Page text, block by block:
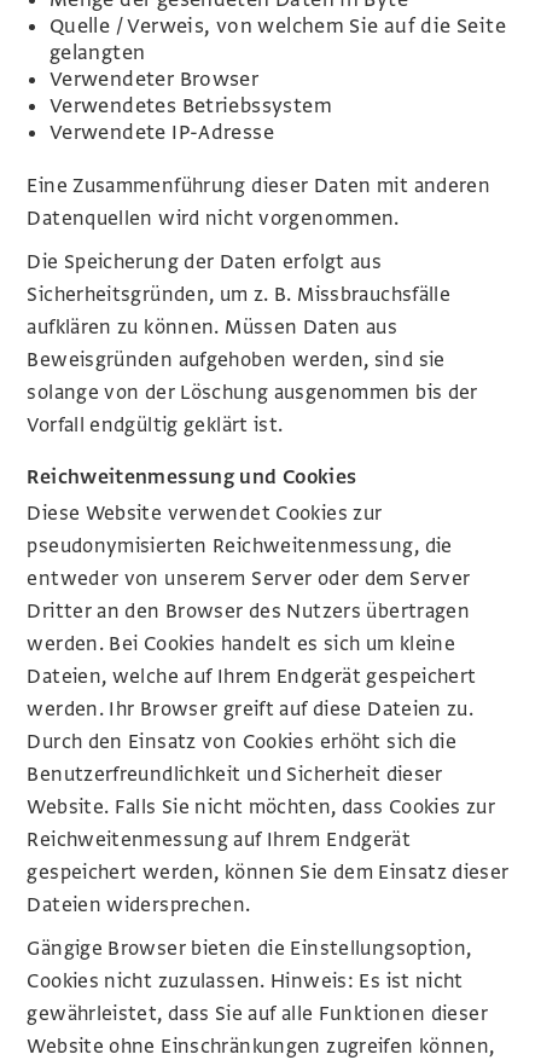
Quelle / Verweis, von welchem Sie auf die Seite
gelangten
Verwendeter Browser
Verwendetes Betriebssystem
Verwendete IP-Adresse
Eine Zusammenführung dieser Daten mit anderen
Datenquellen wird nicht vorgenommen.
Die Speicherung der Daten erfolgt aus
Sicherheitsgründen, um z. B. Missbrauchsfälle
aufklären zu können. Müssen Daten aus
Beweisgründen aufgehoben werden, sind sie
solange von der Löschung ausgenommen bis der
Vorfall endgültig geklärt ist.
Reichweitenmessung und Cookies
Diese Website verwendet Cookies zur
pseudonymisierten Reichweitenmessung, die
entweder von unserem Server oder dem Server
Dritter an den Browser des Nutzers übertragen
werden. Bei Cookies handelt es sich um kleine
Dateien, welche auf Ihrem Endgerät gespeichert
werden. Ihr Browser greift auf diese Dateien zu.
Durch den Einsatz von Cookies erhöht sich die
Benutzerfreundlichkeit und Sicherheit dieser
Website. Falls Sie nicht möchten, dass Cookies zur
Reichweitenmessung auf Ihrem Endgerät
gespeichert werden, können Sie dem Einsatz dieser
Dateien widersprechen.
Gängige Browser bieten die Einstellungsoption,
Cookies nicht zuzulassen. Hinweis: Es ist nicht
gewährleistet, dass Sie auf alle Funktionen dieser
Website ohne Einschränkungen zugreifen können,